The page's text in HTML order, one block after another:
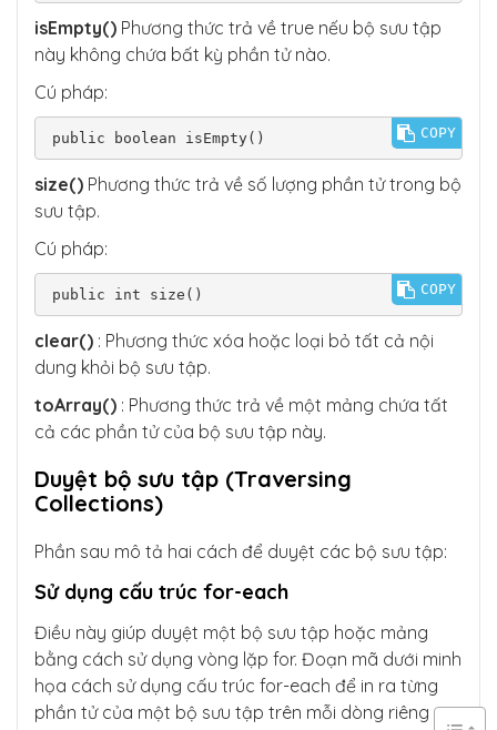
isEmpty() Phương thức trả về true nếu bộ sưu tập
này không chứa bất kỳ phần tử nào.
Cú pháp:
public boolean isEmpty() COPY
size() Phương thức trả về số lượng phần tử trong bộ
sưu tập.
Cú pháp:
public int size() COPY
clear() : Phương thức xóa hoặc loại bỏ tất cả nội
dung khỏi bộ sưu tập.
toArray() : Phương thức trả về một mảng chứa tất
cả các phần tử của bộ sưu tập này.
Duyệt bộ sưu tập (Traversing
Collections)
Phần sau mô tả hai cách để duyệt các bộ sưu tập:
Sử dụng cấu trúc for-each
Điều này giúp duyệt một bộ sưu tập hoặc mảng
bằng cách sử dụng vòng lặp for. Đoạn mã dưới minh
họa cách sử dụng cấu trúc for-each để in ra từng
phần tử của một bộ sưu tập trên mỗi dòng riêng